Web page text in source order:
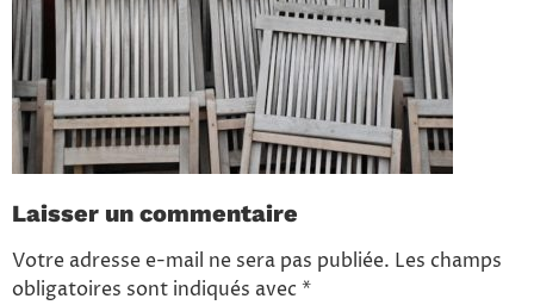
Laisser un commentaire
Votre adresse e-mail ne sera pas publiée. Les champs
obligatoires sont indiqués avec*